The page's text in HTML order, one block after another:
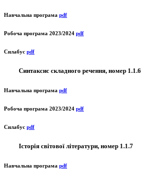
Навчальна програма pdf
Робоча програма 2023/2024 pdf
Силабус pdf
Синтаксис складного речення, номер 1.1.6
Навчальна програма pdf
Робоча програма 2023/2024 pdf
Силабус pdf
Історія світової літератури, номер 1.1.7
Навчальна програма pdf